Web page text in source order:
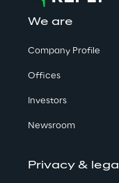
We are
Company Profile
Offices
Investors
Newsroom
Privacy & legal